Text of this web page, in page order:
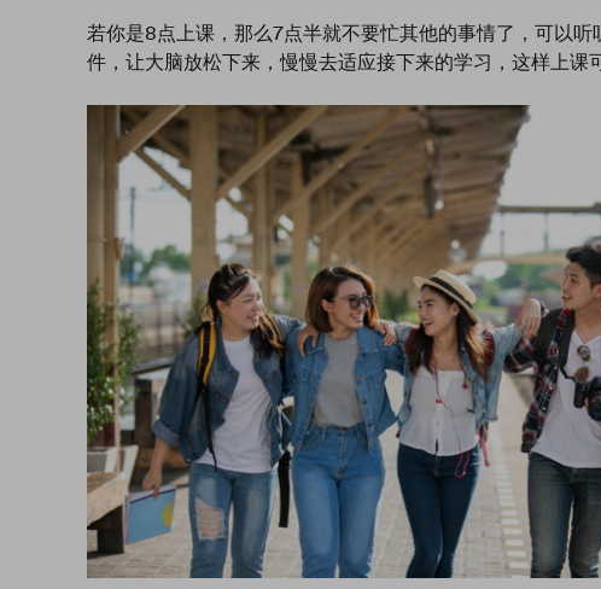
若你是8点上课，那么7点半就不要忙其他的事情了，可以
件，让大脑放松下来，慢慢去适应接下来的学习，这样上课